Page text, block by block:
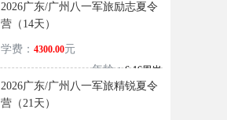
2026广东/广州八一军旅励志夏令
营（14天）
学费： 4300.00元
年龄：6-16周岁
2026广东/广州八一军旅精锐夏令
营（21天）